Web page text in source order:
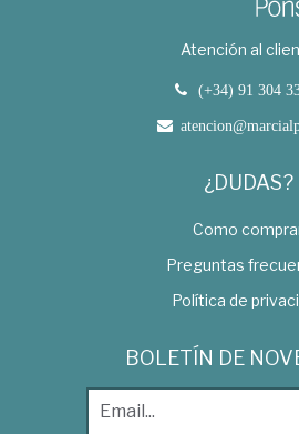
Atención al
(+34) 91 304
¿DUDAS?
Como
Preguntas
Política de
BOLETÍN DE